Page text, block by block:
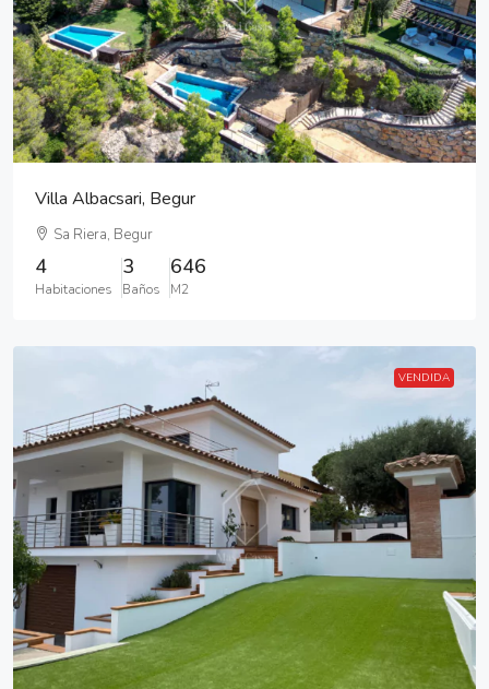
Villa Albacsari, Begur
Sa Riera, Begur
4
Habitaciones
3
Baños
646
M2
VENDIDA